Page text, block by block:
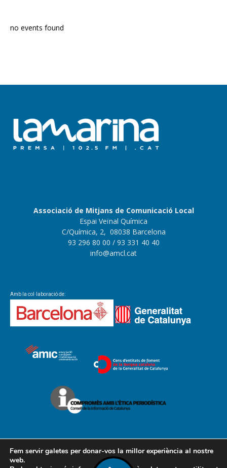
no events found
Associació de Mitjans de Comunicació Local
Espai Veïnal Química
C/Química, 2, 08038 Barcelona
93 296 80 00 / 93 331 40 40
info@amcl.cat
Amb la col·laboració de:
Fem servir galetes per donar-vos la millor experiència al nostre
web.